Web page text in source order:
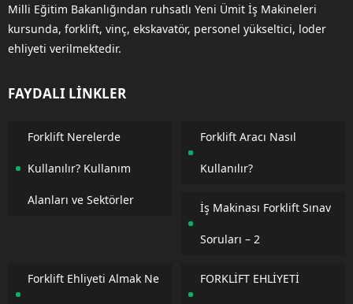
Milli Eğitim Bakanlığından ruhsatlı Yeni Ümit İş Makineleri
kursunda, forklift, vinç, ekskavatör, personel yükseltici, loder
ehliyeti verilmektedir.
FAYDALI LİNKLER
Forklift Nerelerde
Kullanılır? Kullanım
Alanları ve Sektörler
Forklift Aracı Nasıl
Kullanılır?
İş Makinası Forklift Sınav
Soruları – 2
Forklift Ehliyeti Almak Ne FORKLİFT EHLİYETİ